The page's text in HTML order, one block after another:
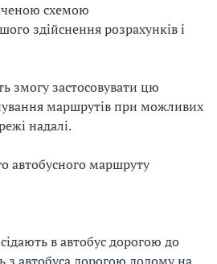
схемою
здійснення розрахунків і
змогу застосовувати цю
маршрутів при можливих
надалі.
автобусного маршруту
сідають в автобус дорогою до